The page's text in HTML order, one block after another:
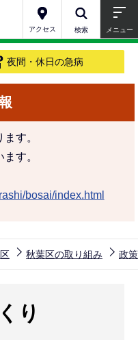
アクセス 検索 メニュー
夜間・休日の急病
す。
す。
bosai/index.html
秋葉区の取り組み 政
り